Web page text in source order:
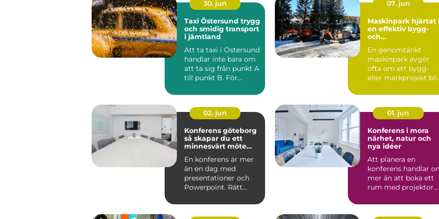
30. jun
Taxi Östersund trygg
och smidig transport
i jämtland
Att ta taxi i Östersund
handlar inte bara om
att ta sig från punkt A
till punkt B. För
07. jun
Maskinpark hjärtat i
en effektiv bygg-
och
En genomtänkt
maskinpark avgör
ofta om ett bygg-
eller markprojekt
lönsam...
02. jun
Konferens göteborg
så skapar du ett
minnesvärt möte
En konferens är mer
än en dag med
presentationer och
Powerpoint. Rätt
relationer,...
01. jun
Konferens i mora
närhet, natur och
nya idéer
Att planera en
konferens handlar
mer än att boka ett
rum med projektor.
tekniken o...